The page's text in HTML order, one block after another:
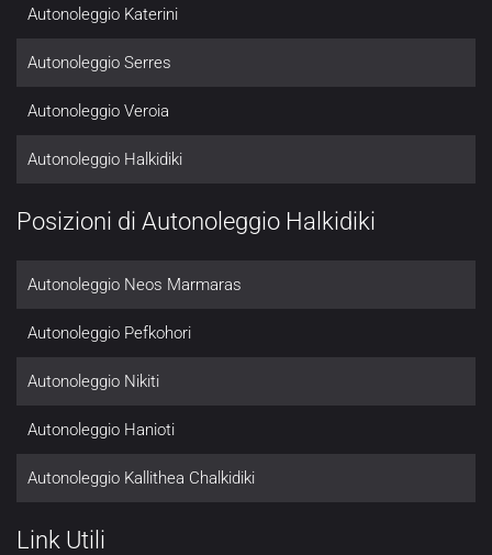
Autonoleggio Katerini
Autonoleggio Serres
Autonoleggio Veroia
Autonoleggio Halkidiki
Posizioni di Autonoleggio Halkidiki
Autonoleggio Neos Marmaras
Autonoleggio Pefkohori
Autonoleggio Nikiti
Autonoleggio Hanioti
Autonoleggio Kallithea Chalkidiki
Link Utili